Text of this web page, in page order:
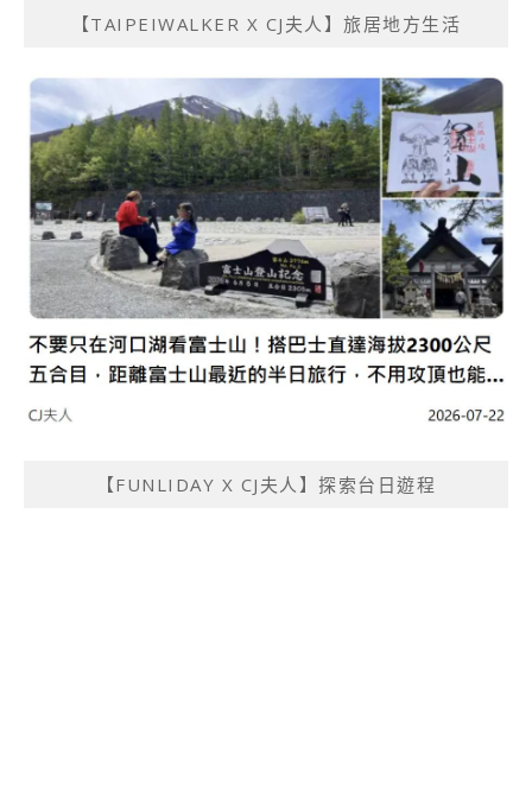
【TAIPEIWALKER X CJ夫人】旅居地方生活
【FUNLIDAY X CJ夫人】探索台日遊程